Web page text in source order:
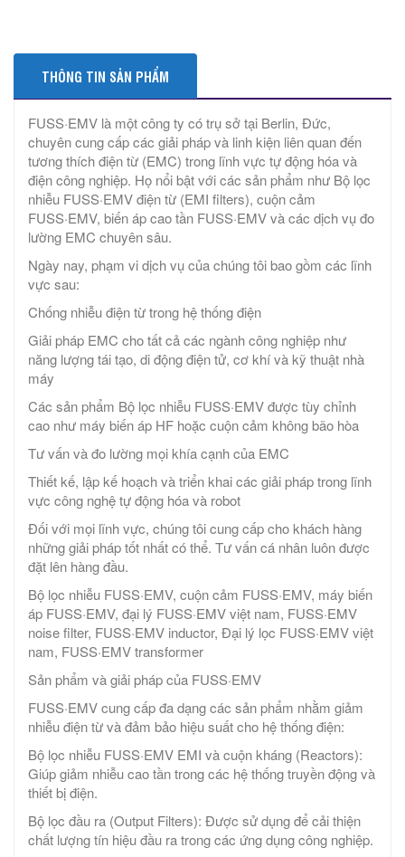
THÔNG TIN SẢN PHẨM
FUSS·EMV là một công ty có trụ sở tại Berlin, Đức,
chuyên cung cấp các giải pháp và linh kiện liên quan đến
tương thích điện từ (EMC) trong lĩnh vực tự động hóa và
điện công nghiệp. Họ nổi bật với các sản phẩm như Bộ lọc
nhiễu FUSS·EMV điện từ (EMI filters), cuộn cảm
FUSS·EMV, biến áp cao tần FUSS·EMV và các dịch vụ đo
lường EMC chuyên sâu.
Ngày nay, phạm vi dịch vụ của chúng tôi bao gồm các lĩnh
vực sau:
Chống nhiễu điện từ trong hệ thống điện
Giải pháp EMC cho tất cả các ngành công nghiệp như
năng lượng tái tạo, di động điện tử, cơ khí và kỹ thuật nhà
máy
Các sản phẩm Bộ lọc nhiễu FUSS·EMV được tùy chỉnh
cao như máy biến áp HF hoặc cuộn cảm không bão hòa
Tư vấn và đo lường mọi khía cạnh của EMC
Thiết kế, lập kế hoạch và triển khai các giải pháp trong lĩnh
vực công nghệ tự động hóa và robot
Đối với mọi lĩnh vực, chúng tôi cung cấp cho khách hàng
những giải pháp tốt nhất có thể. Tư vấn cá nhân luôn được
đặt lên hàng đầu.
Bộ lọc nhiễu FUSS·EMV, cuộn cảm FUSS·EMV, máy biến
áp FUSS·EMV, đại lý FUSS·EMV việt nam, FUSS·EMV
noise filter, FUSS·EMV inductor, Đại lý lọc FUSS·EMV việt
nam, FUSS·EMV transformer
Sản phẩm và giải pháp của FUSS·EMV
FUSS·EMV cung cấp đa dạng các sản phẩm nhằm giảm
nhiễu điện từ và đảm bảo hiệu suất cho hệ thống điện:
Bộ lọc nhiễu FUSS·EMV EMI và cuộn kháng (Reactors):
Giúp giảm nhiễu cao tần trong các hệ thống truyền động và
thiết bị điện.
Bộ lọc đầu ra (Output Filters): Được sử dụng để cải thiện
chất lượng tín hiệu đầu ra trong các ứng dụng công nghiệp.